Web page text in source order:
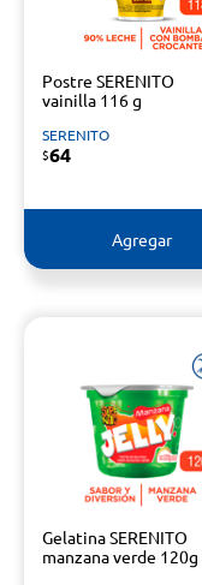
Postre SERENITO
vainilla 116 g
SERENITO
$64
Agregar
Gelatina SERENITO
manzana verde 120g